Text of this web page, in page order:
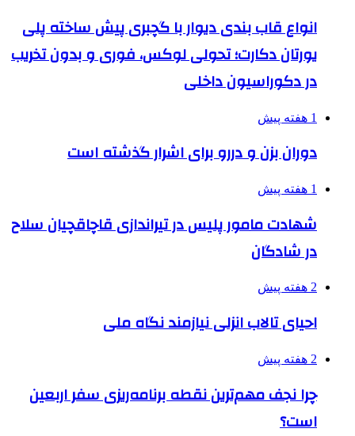
انواع قاب بندی دیوار با گچبری پیش ساخته پلی
یورتان دکارت؛ تحولی لوکس، فوری و بدون تخریب
در دکوراسیون داخلی
1 هفته پیش
دوران بزن و دررو برای اشرار گذشته است
1 هفته پیش
شهادت مامور پلیس در تیراندازی قاچاقچیان سلاح
در شادگان
2 هفته پیش
احیای تالاب انزلی نیازمند نگاه ملی
2 هفته پیش
چرا نجف مهم‌ترین نقطه برنامه‌ریزی سفر اربعین
است؟